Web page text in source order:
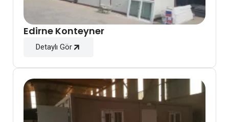
Edirne Konteyner
Detaylı Gör